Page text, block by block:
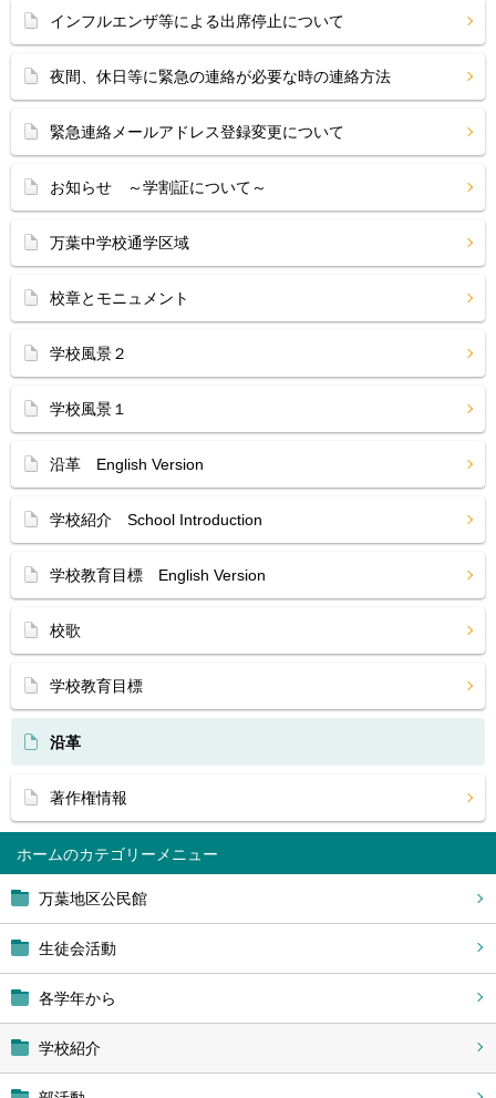
ホーム
万葉地区公民館
生徒会活動
各学年から
学校紹介
インフルエンザ等による出席停止について
夜間、休日等に緊急の連絡が必要な時の連絡方法
緊急連絡メールアドレス登録変更について
お知らせ ～学割証について～
万葉中学校通学区域
校章とモニュメント
学校風景２
学校風景１
沿革 English Version
学校紹介 School Introduction
学校教育目標 English Version
校歌
学校教育目標
沿革
著作権情報